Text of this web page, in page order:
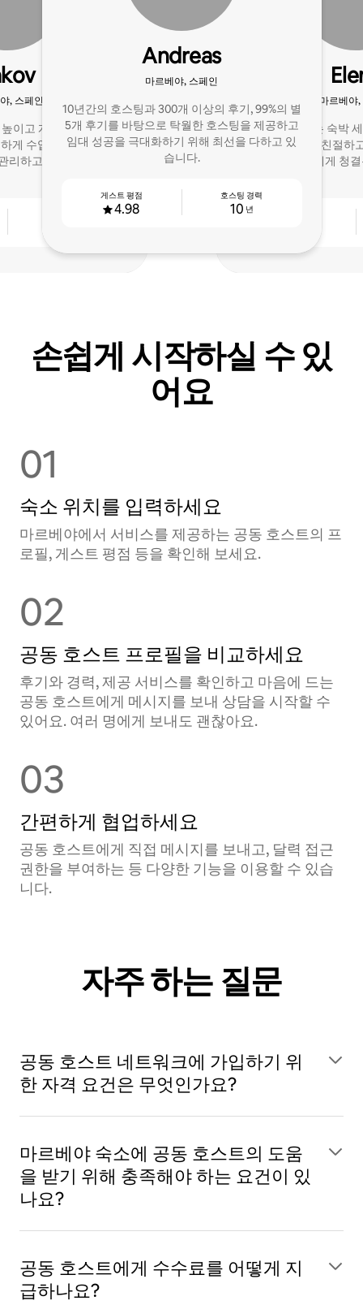
, 스페인
이고 게스트 경험을 개
게 수입을 극대화할 수
리하고 최적화합니다.
Andreas
마르베야, 스페인
10년간의 호스팅과 300개 이상의 후기, 99%의 별
5개 후기를 바탕으로 탁월한 호스팅을 제공하고
임대 성공을 극대화하기 위해 최선을 다하고 있
습니다.
4.98
게스트 평점
10 년
호스팅 경력
마르베야
안녕하세요! 저는 숙박
슈퍼호스트로서, 친절하
람입니다. 저에게 청
손쉽게 시작하실 수 있
어요
01
숙소 위치를 입력하세요
마르베야에서 서비스를 제공하는 공⁠동 호⁠스⁠트⁠의 프
로필, 게스트 평점 등을 확⁠인⁠해 보⁠세⁠요⁠.
02
공동 호스트 프로필을 비교하세요
후기와 경력, 제공 서비스를 확인하고 마음에 드는
공동 호스트에게 메시지를 보내 상담을 시작할 수
있어요. 여러 명에게 보내도 괜찮아요.
03
간편하게 협업하세요
공동 호스트에게 직접 메시지를 보내고, 달력 접근
권한을 부여하는 등 다양한 기능을 이용할 수 있습
니다.
자주 하는 질문
공동 호스트 네트워크에 가입하기 위
한 자격 요건은 무엇인가요?
마르베야 숙소에 공동 호스트의 도움
을 받기 위해 충족해야 하는 요건이 있
나요?
공동 호스트에게 수수료를 어떻게 지
급하나요?